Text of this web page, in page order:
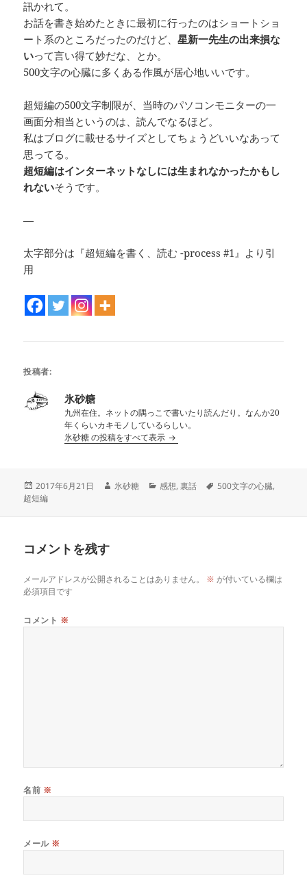
訊かれて。
お話を書き始めたときに最初に行ったのはショートショ
ート系のところだったのだけど、星新一先生の出来損な
いって言い得て妙だな、とか。
500文字の心臓に多くある作風が居心地いいです。
超短編の500文字制限が、当時のパソコンモニターの一
画面分相当というのは、読んでなるほど。
私はブログに載せるサイズとしてちょうどいいなあって
思ってる。
超短編はインターネットなしには生まれなかったかもし
れないそうです。
—
太字部分は『超短編を書く、読む -process #1』より引
用
投稿者:
氷砂糖
九州在住。ネットの隅っこで書いたり読んだり。なんか20
年くらいカキモノしているらしい。
氷砂糖 の投稿をすべて表示
投
稿
2017年6月21日
作
氷砂糖
カ
感想,裏話
タ
500文字の心臓,
超短編
コメントを残す
メールアドレスが公開されることはありません。 ※ が付いている欄は
必須項目です
コメント ※
名前 ※
メール ※